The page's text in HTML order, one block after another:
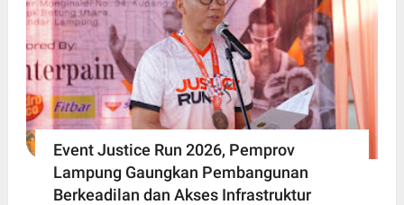
Event Justice Run 2026, Pemprov
Lampung Gaungkan Pembangunan
Berkeadilan dan Akses Infrastruktur